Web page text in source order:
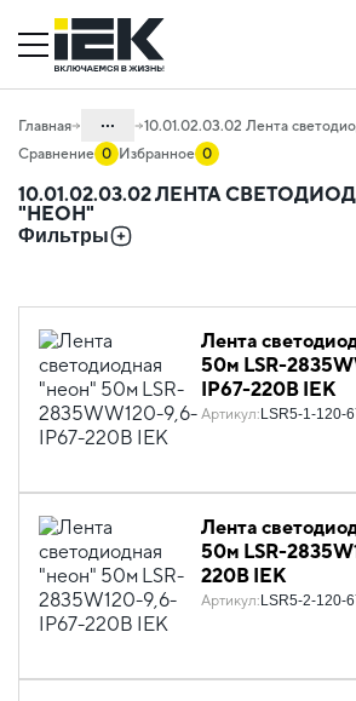
Главная ...
Каталог
10. Светотехника
10.01.02.03 Лента светодиодная 220В
10.01.02.03.02 Лента
Сравнение 0 Избранное 0
10.01.02.03.02 ЛЕНТА
"НЕОН"
Фильтры
Лента
50м LSR-
IP67-220В IEK
Артикул: LSR5-1-120-
Лента
50м LSR-
220В IEK
Артикул: LSR5-2-120-